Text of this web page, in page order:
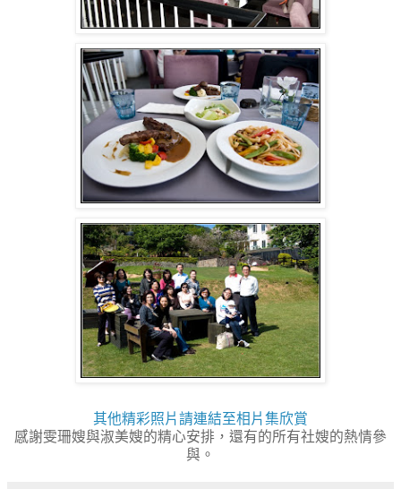
其他精彩照片請連結至相片集欣賞
感謝雯珊嫂與淑美嫂的精心安排，還有的所有社嫂的熱情參
與。